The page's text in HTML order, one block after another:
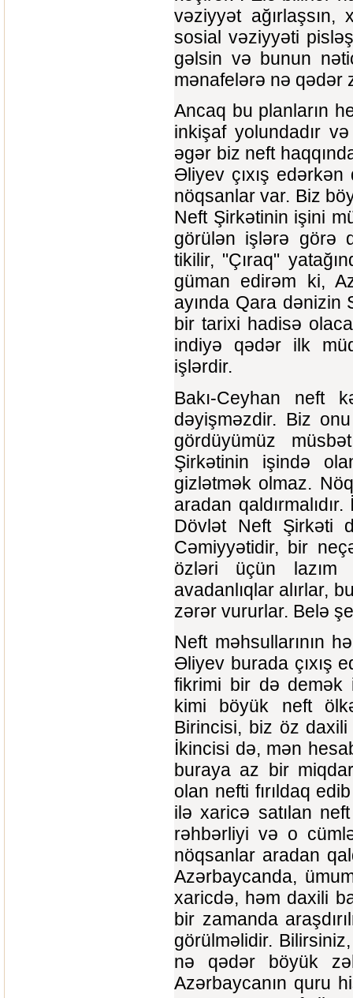
vəziyyət ağırlaşsın,
sosial vəziyyəti
gəlsin və bunun
mənafelərə nə qədər
Ancaq bu planların
inkişaf yolundadır
əgər biz neft
Əliyev çıxış
nöqsanlar var. Biz
Neft Şirkətinin işini
görülən işlərə görə
tikilir, "Çıraq"
güman edirəm ki,
ayında Qara dənizin
bir tarixi hadisə
indiyə qədər ilk
işlərdir.
Bakı-Ceyhan neft
dəyişməzdir. Biz
gördüyümüz
Şirkətinin işində
gizlətmək olmaz.
aradan
Dövlət Neft Şirkəti
Cəmiyyətidir, bir
özləri üçün lazım
avadanlıqlar alırlar,
zərər vururlar. Belə
Neft məhsullarının
Əliyev burada çıxış
fikrimi bir də demək
kimi böyük neft
Birincisi, biz öz daxili
İkincisi də, mən
buraya az bir
olan nefti fırıldaq
ilə xaricə satılan
rəhbərliyi və o
nöqsanlar aradan
Azərbaycanda,
xaricdə, həm daxili
bir zamanda
görülməlidir.
nə qədər böyük
Azərbaycanın quru